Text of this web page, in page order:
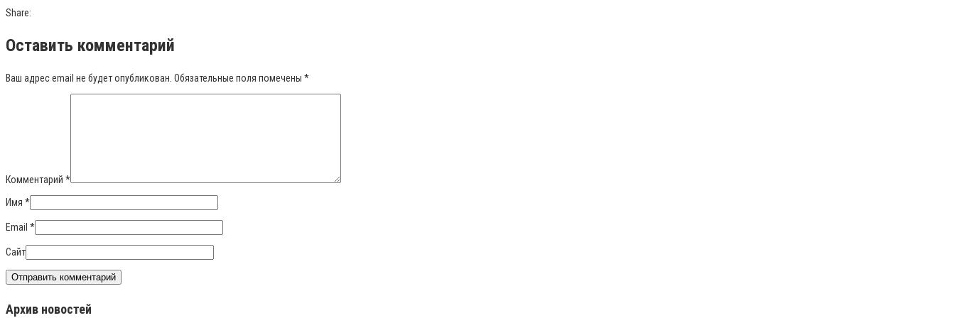
Share:
Оставить комментарий
Ваш адрес email не будет опубликован. Обязательные поля помечены *
Комментарий *
Имя *
Email *
Сайт
Архив новостей